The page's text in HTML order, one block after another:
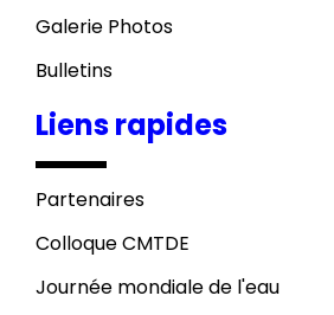
Galerie Photos
Bulletins
Liens rapides
Partenaires
Colloque CMTDE
Journée mondiale de l'eau